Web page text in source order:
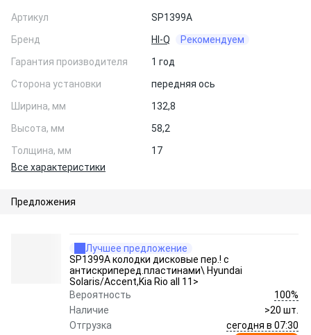
Артикул
SP1399A
Бренд
HI-Q
Рекомендуем
Гарантия производителя
1 год
Сторона установки
передняя ось
Ширина, мм
132,8
Высота, мм
58,2
Толщина, мм
17
Все характеристики
Предложения
Лучшее предложение
SP1399A колодки дисковые пер.! с
антискриперед.пластинами\ Hyundai
Solaris/Accent,Kia Rio all 11>
Вероятность
100%
Наличие
>20 шт.
Отгрузка
сегодня в 07:30